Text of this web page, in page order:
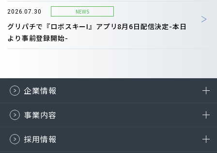
2026.07.30 NEWS
グリパチで『ロボスキーI』アプリ8月6日配信決定-本日
より事前登録開始-
企業情報
事業内容
採用情報